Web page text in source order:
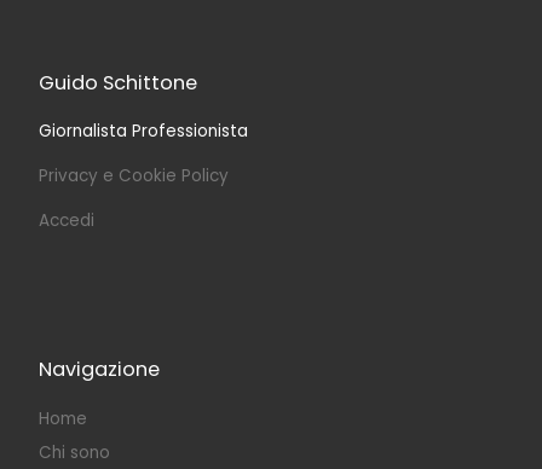
Guido Schittone
Giornalista Professionista
Privacy e Cookie Policy
Accedi
Navigazione
Home
Chi sono